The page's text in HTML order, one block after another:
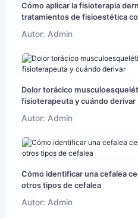
Cómo aplicar la fisioterapia
tratamientos de fisioestética
Autor: Admin
Dolor torácico
fisioterapeuta y cuándo derivar
Autor: Admin
Cómo identificar una cefalea
otros tipos de cefalea
Autor: Admin